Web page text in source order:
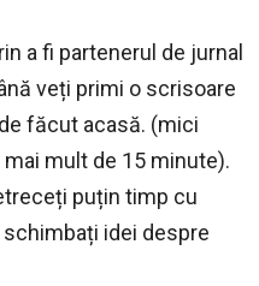
a fi partenerul de jurnal
veți primi o scrisoare
făcut acasă. (mici
mai mult de 15 minute).
puțin timp cu
idei despre